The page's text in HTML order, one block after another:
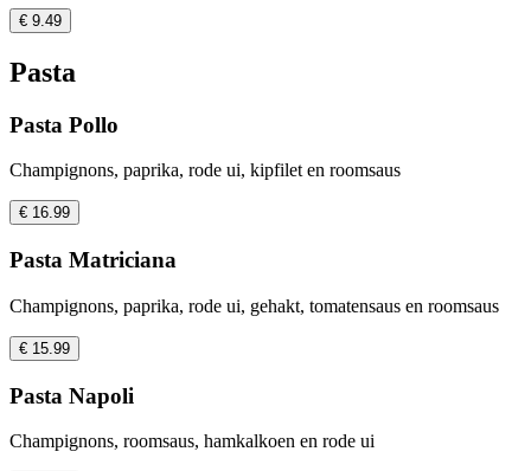
€ 9.49
Pasta
Pasta Pollo
Champignons, paprika, rode ui, kipfilet en roomsaus
€ 16.99
Pasta Matriciana
Champignons, paprika, rode ui, gehakt, tomatensaus en roomsaus
€ 15.99
Pasta Napoli
Champignons, roomsaus, hamkalkoen en rode ui